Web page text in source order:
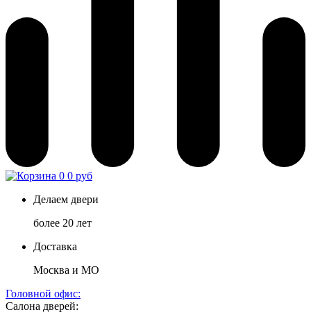
0 0 руб
Делаем двери
более 20 лет
Доставка
Москва и МО
Головной офис:
Салона дверей: